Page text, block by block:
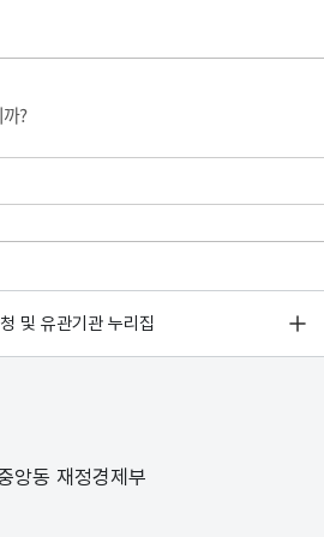
?
및 유관기관 누리집
앙동 재정경제부